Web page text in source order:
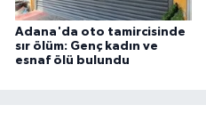
Adana'da oto tamircisinde
sır ölüm: Genç kadın ve
esnaf ölü bulundu